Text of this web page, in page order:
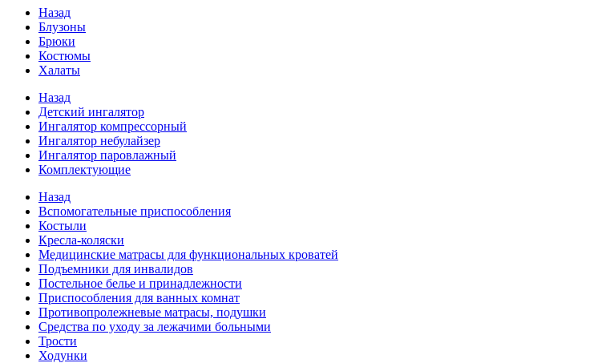
Назад
Блузоны
Брюки
Костюмы
Халаты
Назад
Детский ингалятор
Ингалятор компрессорный
Ингалятор небулайзер
Ингалятор паровлажный
Комплектующие
Назад
Вспомогательные приспособления
Костыли
Кресла-коляски
Медицинские матрасы для функциональных кроватей
Подъемники для инвалидов
Постельное белье и принадлежности
Приспособления для ванных комнат
Противопролежневые матрасы, подушки
Средства по уходу за лежачими больными
Трости
Ходунки